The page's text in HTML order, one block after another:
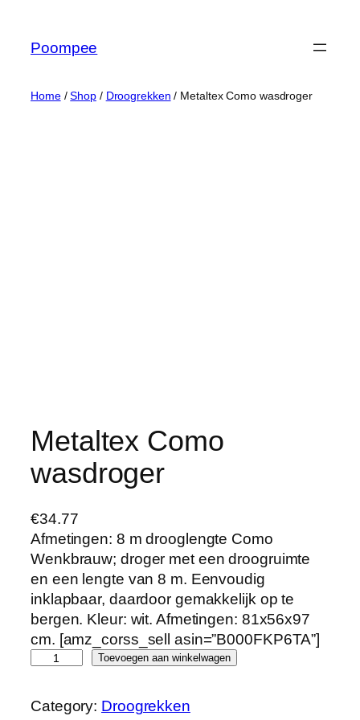
Poompee
Home/Shop/ Droogrekken / Metaltex Como wasdroger
Metaltex Como
wasdroger
€34.77
Afmetingen: 8 m drooglengte Como
Wenkbrauw; droger met een droogruimte
en een lengte van 8 m. Eenvoudig
inklapbaar, daardoor gemakkelijk op te
bergen. Kleur: wit. Afmetingen: 81x56x97
cm. [amz_corss_sell asin=”B000FKP6TA”]
t
Toevoegen aan winkelwagen
Category: Droogrekken